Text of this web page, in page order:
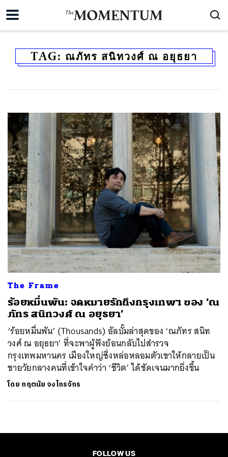
TAG: ณภัทร สนิทวงศ์ ณ อยุธยา
The Frame
ร้อยหมื่นพัน: จดหมายรักถึงกรุงเทพฯ ของ ‘ณ
ภัทร สนิทวงศ์ ณ อยุธยา’
‘ร้อยหมื่นพัน’ (Thousands) อัลบั้มล่าสุดของ ‘ณภัทร สนิท
วงศ์ ณ อยุธยา’ ที่จะพาผู้ฟังย้อนกลับไปสำรวจ
กรุงเทพมหานคร เมืองใหญ่ซึ่งหล่อหลอมตัวเขาให้กลายเป็น
ชายวัยกลางคนที่เข้าใจคำว่า ‘ชีวิต’ ได้ชัดเจนมากยิ่งขึ้น
โดย กฤตนัย จงไกรจักร
FOLLOW US
ค้นหา
SHARE TWEET LINE EMAIL